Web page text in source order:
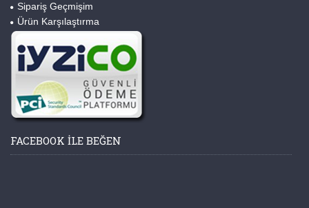
Sipariş Geçmişim
Ürün Karşılaştırma
FACEBOOK ILE BEĞEN